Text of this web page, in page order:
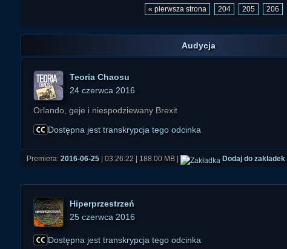
« pierwsza strona
204 205 206
Audycja
Teoria Chaosu
24 czerwca 2016
Orlando, geje i niespodziewany Brexit
Dostępna jest transkrypcja tego odcinka
Premiera: 2016-06-25 | 03:26:22 | 188.00 MB | Dodaj do zakładek
Hiperprzestrzeń
25 czerwca 2016
Dostępna jest transkrypcja tego odcinka